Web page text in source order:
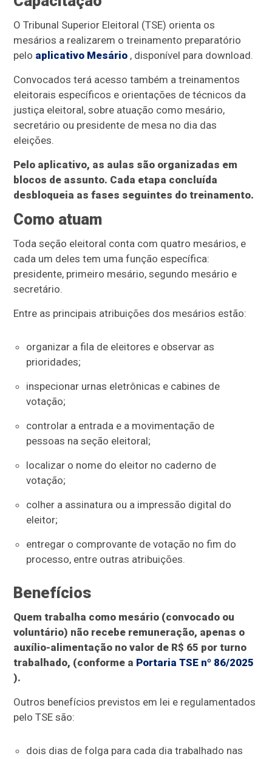
O Tribunal Superior Eleitoral (TSE) orienta os
mesários a realizarem o treinamento preparatório
pelo aplicativo Mesário , disponível para download.
Convocados terá acesso também a treinamentos
eleitorais específicos e orientações de técnicos da
justiça eleitoral, sobre atuação como mesário,
secretário ou presidente de mesa no dia das
eleições.
Pelo aplicativo, as aulas são organizadas em
blocos de assunto. Cada etapa concluída
desbloqueia as fases seguintes do treinamento.
Como atuam
Toda seção eleitoral conta com quatro mesários, e
cada um deles tem uma função específica:
presidente, primeiro mesário, segundo mesário e
secretário.
Entre as principais atribuições dos mesários estão:
organizar a fila de eleitores e observar as
prioridades;
inspecionar urnas eletrônicas e cabines de
votação;
controlar a entrada e a movimentação de
pessoas na seção eleitoral;
localizar o nome do eleitor no caderno de
votação;
colher a assinatura ou a impressão digital do
eleitor;
entregar o comprovante de votação no fim do
processo, entre outras atribuições.
Benefícios
Quem trabalha como mesário (convocado ou
voluntário) não recebe remuneração, apenas o
auxílio-alimentação no valor de R$ 65 por turno
trabalhado, (conforme a Portaria TSE nº 86/2025
).
Outros benefícios previstos em lei e regulamentados
pelo TSE são:
dois dias de folga para cada dia trabalhado nas